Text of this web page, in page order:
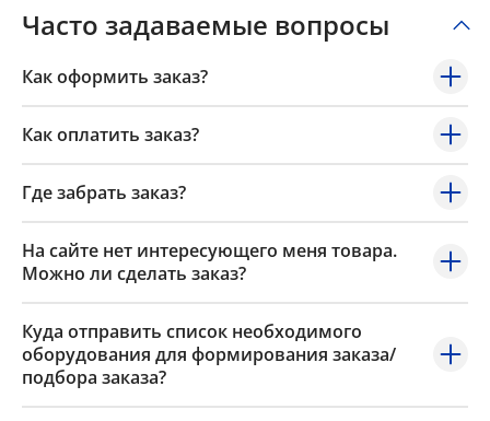
Часто задаваемые вопросы
Как оформить заказ?
Как оплатить заказ?
Где забрать заказ?
На сайте нет интересующего меня товара.
Можно ли сделать заказ?
Куда отправить список необходимого
оборудования для формирования заказа/
подбора заказа?